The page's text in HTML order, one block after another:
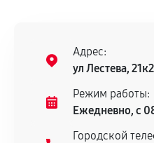
Адрес:
ул Лестева, 21к2
Режим работы:
Ежедневно, с
Городской